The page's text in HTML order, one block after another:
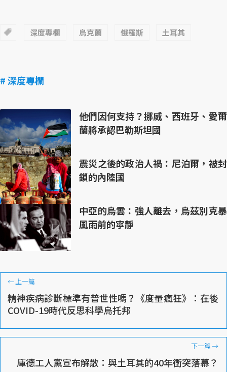
深度專欄 烏克蘭 俄羅斯 土耳其
# 深度專欄
他們因何支持？挪威、西班牙、愛爾
蘭將承認巴勒斯坦國
震災之後的政治人禍：尼泊爾，被封
鎖的內陸國
中亞的烏雲：強人離去，烏茲別克暴
風雨前的寧靜
← 上一篇
精神疾病診斷標準有普世性嗎？《度量瘋狂》：在後
COVID-19時代反思科學烏托邦
下一篇→
庫德工人黨宣布解散：與土耳其的40年衝突落幕？